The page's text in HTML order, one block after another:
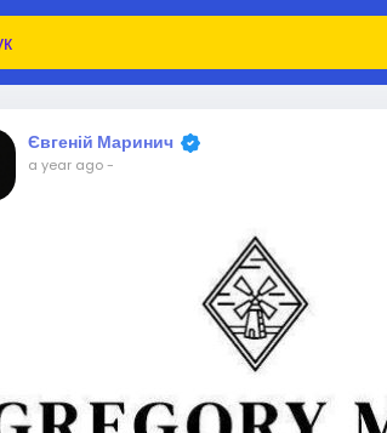
Євгеній Маринич
a year ago-